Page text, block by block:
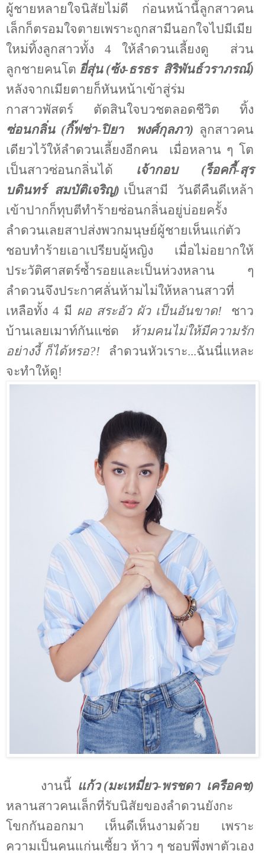
ผู้ชายหลายใจนิสัยไม่ดี
ก่อนหน้านี้ลูกสาวคน
เล็กก็ตรอมใจตายเพราะถูกสามีนอกใจไปมีเมีย
ใหม่ทิ้งลูกสาวทั้ง 4 ให้ลำดวนเลี้ยงดู
ส่วน
ลูกชายคนโต ยี่สุ่น (ซ้ง-ธรธร สิริพันธ์วราภรณ์)
หลังจากเมียตายก็หันหน้าเข้าสู่ร่ม
กาสาวพัสตร์
ตัดสินใจบวชตลอดชีวิต
ทิ้ง
ซ่อนกลิ่น (กิ๊ฟซ่า-ปิยา
พงศ์กุลภา) ลูกสาวคน
เดียวไว้ให้ลำดวนเลี้ยงอีกคน
เมื่อหลาน ๆ โต
เป็นสาวซ่อนกลิ่นได้ เจ้ากอบ (ร็อคกี้-สุร
บดินทร์
สมบัติเจริญ) เป็นสามี
วันดีคืนดีเหล้า
เข้าปากก็ทุบตีทำร้ายซ่อนกลิ่นอยู่บ่อยครั้ง
ลำดวนเลยสาปส่งพวกมนุษย์ผู้ชายเห็นแก่ตัว
ชอบทำร้ายเอาเปรียบผู้หญิง
เมื่อไม่อยากให้
ประวัติศาสตร์ซ้ำรอยและเป็นห่วงหลาน ๆ
ลำดวนจึงประกาศลั่นห้ามไม่ให้หลานสาวที่
เหลือทั้ง 4 มี ผอ สระอัว ผัว เป็นอันขาด!
ชาว
บ้านเลยเมาท์กันแซ่ด
ห้ามคนไม่ให้มีความรัก
อย่างงี้ ก็ได้หรอ?!
ลำดวนหัวเราะ...ฉันนี่แหละ
จะทำให้ดู!
งานนี้ แก้ว (มะเหมี่ยว-พรชดา เครือคช)
หลานสาวคนเล็กที่รับนิสัยของลำดวนยังกะ
โขกกันออกมา
เห็นดีเห็นงามด้วย
เพราะ
ความเป็นคนแก่นเซี้ยว ห้าว ๆ ชอบพึ่งพาตัวเอง